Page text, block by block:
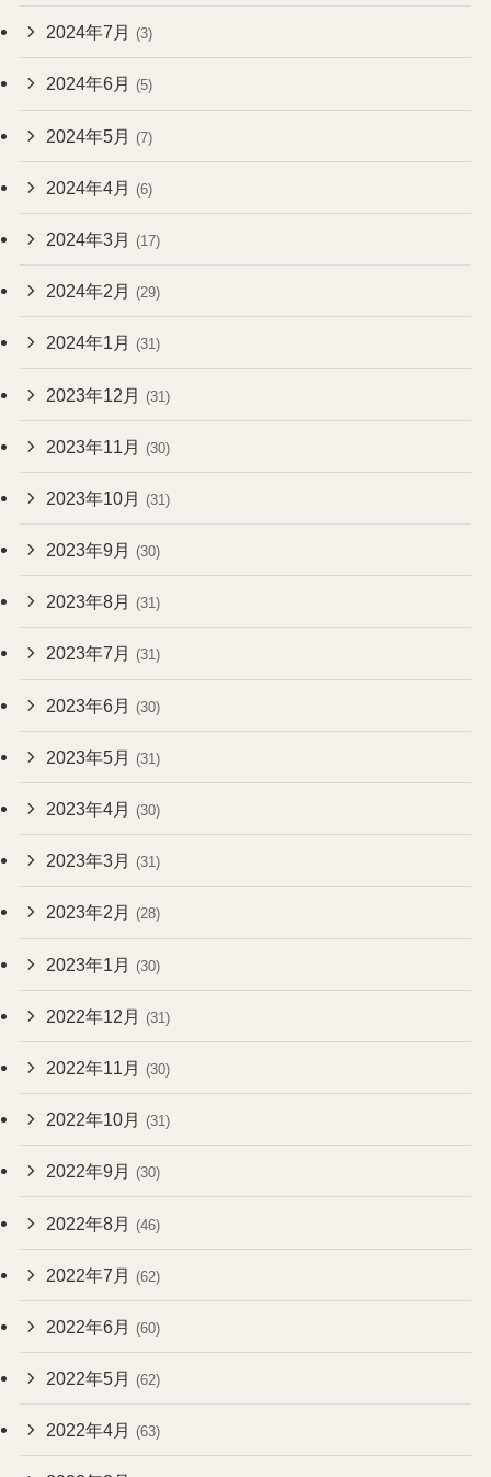
2024年7月 (3)
2024年6月 (5)
2024年5月 (7)
2024年4月 (6)
2024年3月 (17)
2024年2月 (29)
2024年1月 (31)
2023年12月 (31)
2023年11月 (30)
2023年10月 (31)
2023年9月 (30)
2023年8月 (31)
2023年7月 (31)
2023年6月 (30)
2023年5月 (31)
2023年4月 (30)
2023年3月 (31)
2023年2月 (28)
2023年1月 (30)
2022年12月 (31)
2022年11月 (30)
2022年10月 (31)
2022年9月 (30)
2022年8月 (46)
2022年7月 (62)
2022年6月 (60)
2022年5月 (62)
2022年4月 (63)